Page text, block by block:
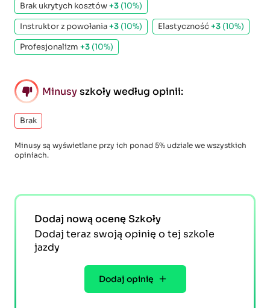
Brak ukrytych kosztów+3 (10%)
Instruktor z powołania+3 (10%) Elastyczność+3 (10%)
Profesjonalizm +3 (10%)
Minusyszkoły według opinii:
Brak
Minusy są wyświetlane przy ich ponad 5% udziale we wszystkich
opiniach.
Dodaj nową ocenę Szkoły
Dodaj teraz swoją opinię o tej szkole
jazdy
Dodaj opinię